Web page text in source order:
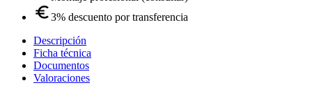
3% descuento por transferencia
Descripción
Ficha técnica
Documentos
Valoraciones